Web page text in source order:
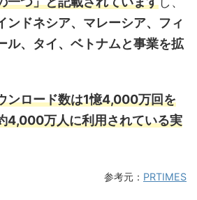
ンドネシア、マレーシア、フィ
ル、タイ、ベトナムと事業を拡
ンロード数は1憶4,000万回を
4,000万人に利用されている実
参考元： PRTIMES